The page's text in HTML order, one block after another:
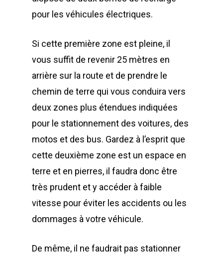
pour les véhicules électriques.
Si cette première zone est pleine, il
vous suffit de revenir 25 mètres en
arrière sur la route et de prendre le
chemin de terre qui vous conduira vers
deux zones plus étendues indiquées
pour le stationnement des voitures, des
motos et des bus. Gardez à l’esprit que
cette deuxième zone est un espace en
terre et en pierres, il faudra donc être
très prudent et y accéder à faible
vitesse pour éviter les accidents ou les
dommages à votre véhicule.
De même, il ne faudrait pas stationner